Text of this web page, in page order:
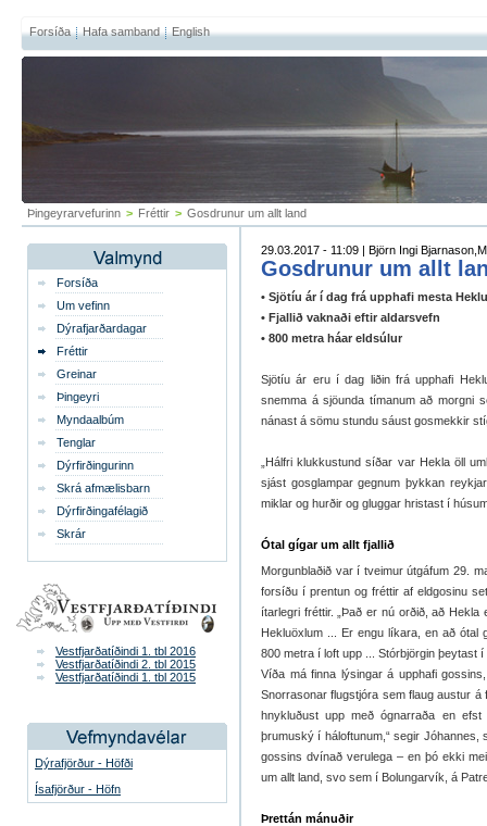
Forsíða Hafa samband English
Þingeyrarvefurinn > Fréttir > Gosdrunur um allt land
Forsíða
Um vefinn
Dýrafjarðardagar
Fréttir
Greinar
Þingeyri
Myndaalbúm
Tenglar
Dýrfirðingurinn
Skrá afmælisbarn
Dýrfirðingafélagið
Skrár
Vestfjarðatíðindi 1. tbl 2016
Vestfjarðatíðindi 2. tbl 2015
Vestfjarðatíðindi 1. tbl 2015
Dýrafjörður - Höfði
Ísafjörður - Höfn
29.03.2017 - 11:09 | Björn Ingi
Gosdrunur um allt
• Sjötíu ár í dag frá upphafi mesta
• Fjallið vaknaði eftir aldarsvefn
• 800 metra háar eldsúlur
Sjötíu ár eru í dag liðin frá upphafi
snemma á sjöunda tímanum að morgni
nánast á sömu stundu sáust gosmekkir
„Hálfri klukkustund síðar var Hekla öll
sjást gosglampar gegnum þykkan
miklar og hurðir og gluggar hristast í
Ótal gígar um allt fjallið
Morgunblaðið var í tveimur útgáfum 29.
forsíðu í prentun og fréttir af eldgosinu
ítarlegri fréttir. „Það er nú orðið, að
Hekluöxlum ... Er engu líkara, en að ótal
800 metra í loft upp ... Stórbjörgin þeytast
Víða má finna lýsingar á upphafi
Snorrasonar flugstjóra sem flaug austur
hnykluðust upp með ógnarraða en
þrumuský í háloftunum,“ segir
gossins dvínað verulega – en þó ekki
um allt land, svo sem í Bolungarvík, á
Þrettán mánuðir